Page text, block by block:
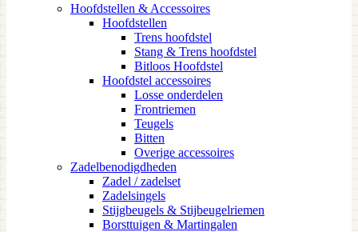
Hoofdstellen & Accessoires
Hoofdstellen
Trens hoofdstel
Stang & Trens hoofdstel
Bitloos Hoofdstel
Hoofdstel accessoires
Losse onderdelen
Frontriemen
Teugels
Bitten
Overige accessoires
Zadelbenodigdheden
Zadel / zadelset
Zadelsingels
Stijgbeugels & Stijbeugelriemen
Borsttuigen & Martingalen